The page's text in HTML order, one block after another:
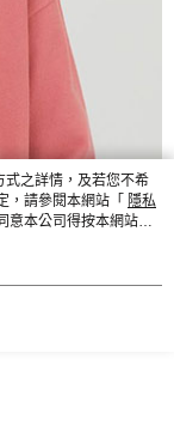
之詳情，及若您不希
，請參閱本網站「 隱私
意本公司得按本網站使